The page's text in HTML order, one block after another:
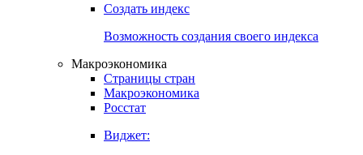
Создать индекс
Возможность создания своего индекса
Макроэкономика
Страницы стран
Макроэкономика
Росстат
Виджет: